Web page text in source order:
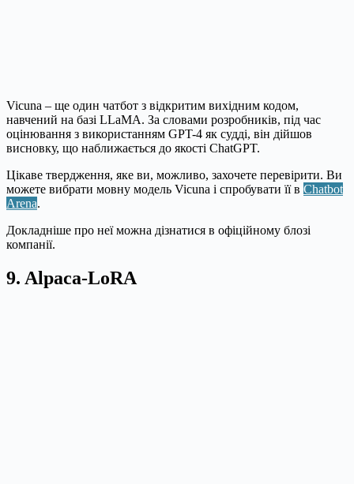
Vicuna – ще один чатбот з відкритим вихідним кодом,
навчений на базі LLaMA. За словами розробників, під час
оцінювання з використанням GPT-4 як судді, він дійшов
висновку, що наближається до якості ChatGPT.
Цікаве твердження, яке ви, можливо, захочете перевірити. Ви
можете вибрати мовну модель Vicuna і спробувати її в Chatbot
Arena.
Докладніше про неї можна дізнатися в офіційному блозі
компанії.
9. Alpaca-LoRA